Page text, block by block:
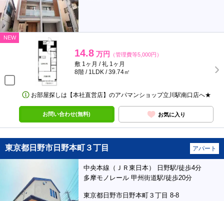
NEW
14.8 万円 （管理費等5,000円）
敷 1ヶ月 / 礼 1ヶ月
8階 / 1LDK / 39.74㎡
お部屋探しは【本社直営店】のアパマンショップ立川駅南口店へ★
お問い合わせ(無料) お気に入り
東京都日野市日野本町３丁目 アパート
中央本線（ＪＲ東日本） 日野駅/徒歩4分
多摩モノレール 甲州街道駅/徒歩20分
東京都日野市日野本町３丁目 8-8